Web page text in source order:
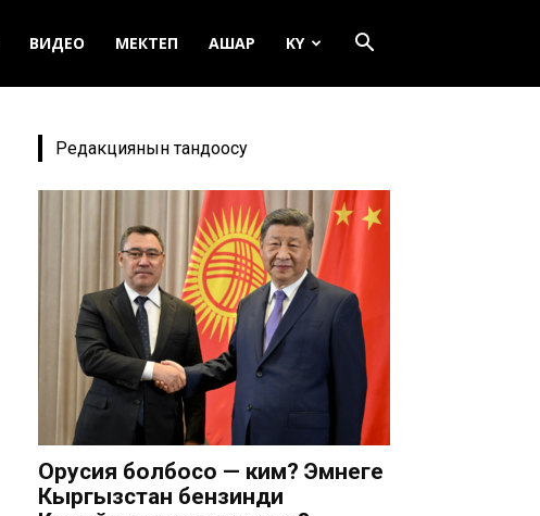
ВИДЕО МЕКТЕП АШАР KY
Редакциянын тандоосу
Орусия болбосо — ким? Эмнеге
Кыргызстан бензинди